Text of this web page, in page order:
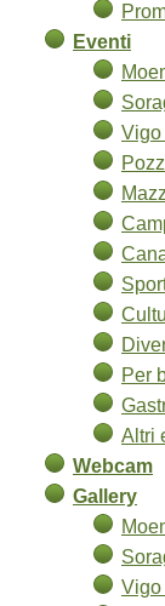
Eventi
Vigo
Per
Altri
Webcam
Gallery
Vigo